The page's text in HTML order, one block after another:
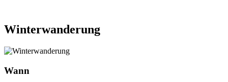
Winterwanderung
Wann